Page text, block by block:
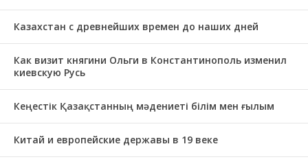
Казахстан с древнейших времен до наших дней
Как визит княгини Ольги в Константинополь изменил
киевскую Русь
Кеңестік Қазақстанның мәдениеті білім мен ғылым
Китай и европейские державы в 19 веке